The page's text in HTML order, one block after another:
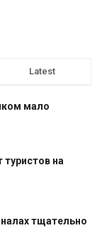
Latest
мало
на
тщательно